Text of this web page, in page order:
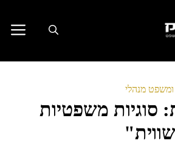
ומשפט מנהלי
סוגיות משפטיות